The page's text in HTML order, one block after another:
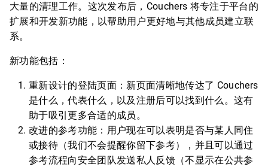
大量的清理工作。这次发布后，Couchers 将专注于平台的
扩展和开发新功能，以帮助用户更好地与其他成员建立联
系。
新功能包括：
重新设计的登陆页面：新页面清晰地传达了 Couchers
是什么，代表什么，以及注册后可以找到什么。这有
助于吸引更多合适的成员。
改进的参考功能：用户现在可以表明是否与某人同住
或接待（我们不会提醒你留下参考），并且可以通过
参考流程向安全团队发送私人反馈（不显示在公共参